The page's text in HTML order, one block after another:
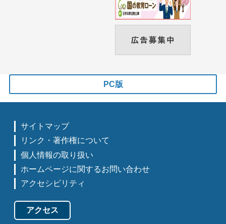
PC版
サイトマップ
リンク・著作権について
個人情報の取り扱い
ホームページに関するお問い合わせ
アクセシビリティ
アクセス